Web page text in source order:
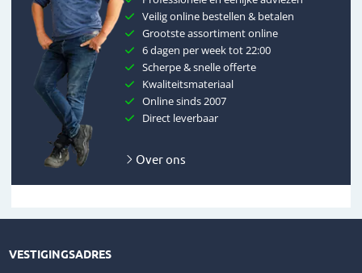
Veilig online bestellen & betalen
Grootste assortiment online
6 dagen per week tot 22:00
Scherpe & snelle offerte
Kwaliteitsmateriaal
Online sinds 2007
Direct leverbaar
Over ons
VESTIGINGSADRES